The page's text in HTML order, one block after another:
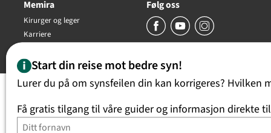
Memira
Kirurger og leger
Karriere
Følg oss
Copyright Memira AS 2026, all rights reserved
Start din reise mot bedre syn!
Lurer du på om synsfeilen din kan korrigeres? Hvilken
Få gratis tilgang til våre guider og informasjon direkte